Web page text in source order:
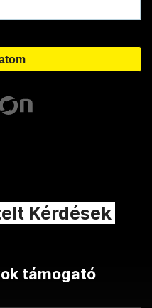
Kérdések
támogató